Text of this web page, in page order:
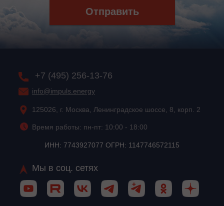
Отправить
+7 (495) 256-13-76
info@impuls.energy
125026, г. Москва, Ленинградское шоссе, 8, корп. 2
Время работы: пн-пт: 10:00 - 18:00
ИНН: 7743927077 ОГРН: 1147746572115
Мы в соц. сетях